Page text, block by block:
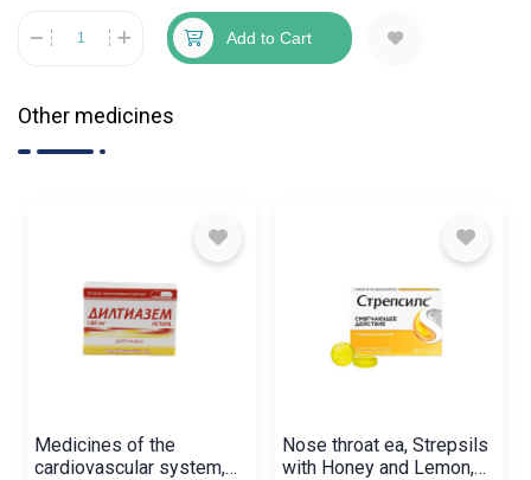
Add to Cart
Other medicines
Medicines of the
cardiovascular system,
Nose throat ea, Strepsils
with Honey and Lemon,